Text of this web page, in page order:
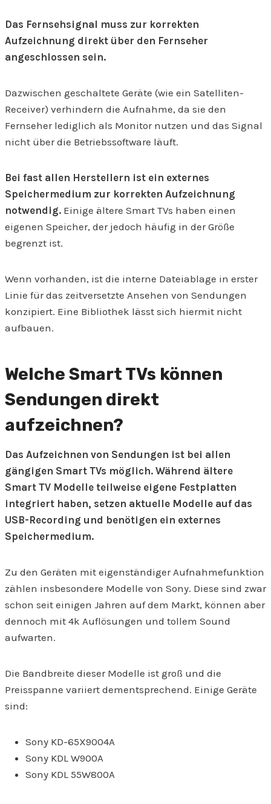
Das Fernsehsignal muss zur korrekten
Aufzeichnung direkt über den Fernseher
angeschlossen sein.
Dazwischen geschaltete Geräte (wie ein Satelliten-
Receiver) verhindern die Aufnahme, da sie den
Fernseher lediglich als Monitor nutzen und das Signal
nicht über die Betriebssoftware läuft.
Bei fast allen Herstellern ist ein externes
Speichermedium zur korrekten Aufzeichnung
notwendig. Einige ältere Smart TVs haben einen
eigenen Speicher, der jedoch häufig in der Größe
begrenzt ist.
Wenn vorhanden, ist die interne Dateiablage in erster
Linie für das zeitversetzte Ansehen von Sendungen
konzipiert. Eine Bibliothek lässt sich hiermit nicht
aufbauen.
Welche Smart TVs können
Sendungen direkt
aufzeichnen?
Das Aufzeichnen von Sendungen ist bei allen
gängigen Smart TVs möglich. Während ältere
Smart TV Modelle teilweise eigene Festplatten
integriert haben, setzen aktuelle Modelle auf das
USB-Recording und benötigen ein externes
Speichermedium.
Zu den Geräten mit eigenständiger Aufnahmefunktion
zählen insbesondere Modelle von Sony. Diese sind zwar
schon seit einigen Jahren auf dem Markt, können aber
dennoch mit 4k Auflösungen und tollem Sound
aufwarten.
Die Bandbreite dieser Modelle ist groß und die
Preisspanne variiert dementsprechend. Einige Geräte
sind:
Sony KD-65X9004A
Sony KDL W900A
Sony KDL 55W800A